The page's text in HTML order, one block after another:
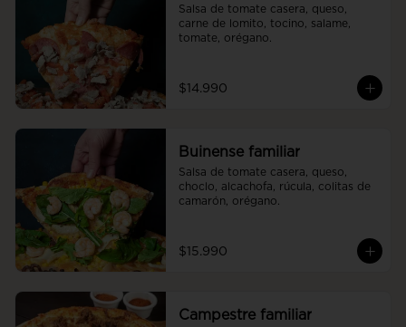
Salsa de tomate casera, queso,
carne de lomito, tocino, salame,
tomate, orégano.
$14.990
Buinense familiar
Salsa de tomate casera, queso,
choclo, alcachofa, rúcula, colitas de
camarón, orégano.
$15.990
Campestre familiar